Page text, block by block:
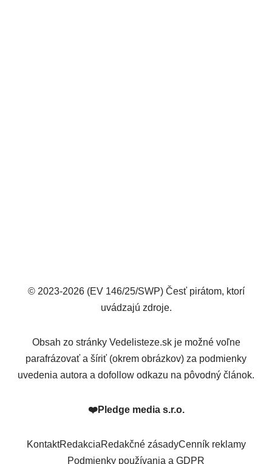
© 2023-2026 (EV 146/25/SWP) Česť pirátom, ktorí
uvádzajú zdroje.
Obsah zo stránky Vedelisteze.sk je možné voľne
parafrázovať a šíriť (okrem obrázkov) za podmienky
uvedenia autora a dofollow odkazu na pôvodný článok.
❤️Pledge media s.r.o.
KontaktRedakciaRedakčné zásadyCenník reklamy
Podmienky používania a GDPR